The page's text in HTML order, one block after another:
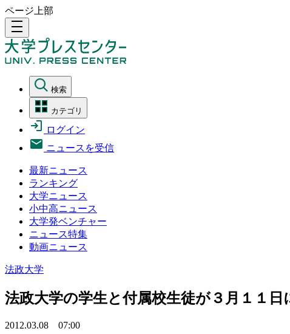
ページ上部
density_medium
検索
カテゴリ
ログイン
ニュースを受信
最新ニュース
ランキング
大学ニュース
小中高ニュース
大学発ベンチャー
ニュース特集
動画ニュース
法政大学
法政大学の学生と付属校生徒が３月１１
2012.03.08 07:00